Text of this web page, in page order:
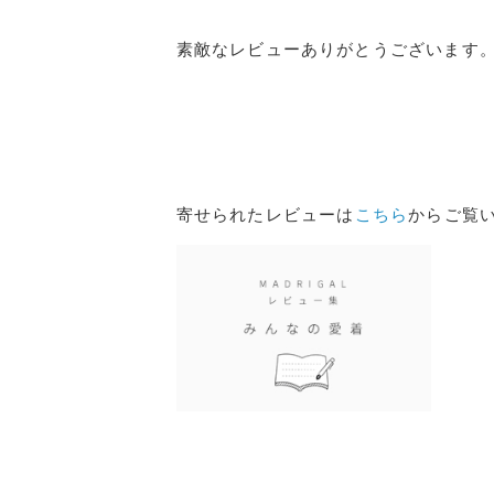
素敵なレビューありがとうございます。
寄せられたレビューは こちらからご覧